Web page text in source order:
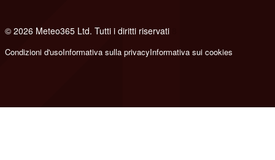
© 2026 Meteo365 Ltd. Tutti i diritti riservati
Condizioni d'usoInformativa sulla privacyInformativa sui cookies